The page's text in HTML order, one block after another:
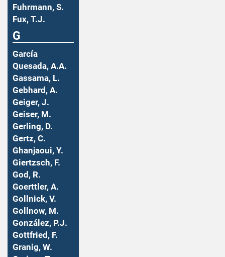
Fuhrmann, S.
Fux, T.J.
G
García
Quesada, A.A.
Gassama, L.
Gebhard, A.
Geiger, J.
Geiser, M.
Gerling, D.
Gertz, C.
Ghanjaoui, Y.
Giertzsch, F.
God, R.
Goerttler, A.
Gollnick, V.
Gollnow, M.
González, P.J.
Gottfried, F.
Granig, W.